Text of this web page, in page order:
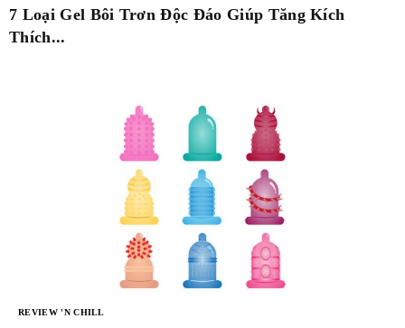
7 Loại Gel Bôi Trơn Độc Đáo Giúp Tăng Kích
Thích...
REVIEW 'N CHILL